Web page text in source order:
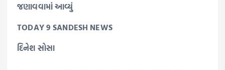
જણાવવામાં આવ્યું
TODAY 9 SANDESH NEWS
દિનેશ સોસા